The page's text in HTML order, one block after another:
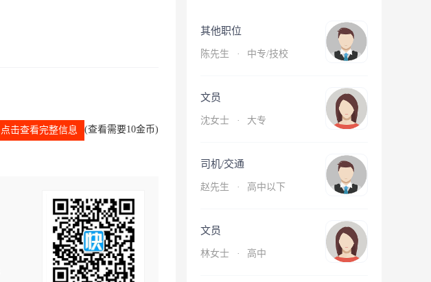
点击查看完整信息 (查看需要10金币)
其他职位
陈先生 · 中专/技校
文员
沈女士 · 大专
司机/交通
赵先生 · 高中以下
文员
林女士 · 高中